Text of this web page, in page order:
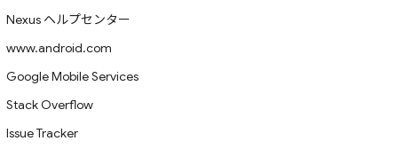
Nexus ヘルプセンター
www.android.com
Google Mobile Services
Stack Overflow
Issue Tracker